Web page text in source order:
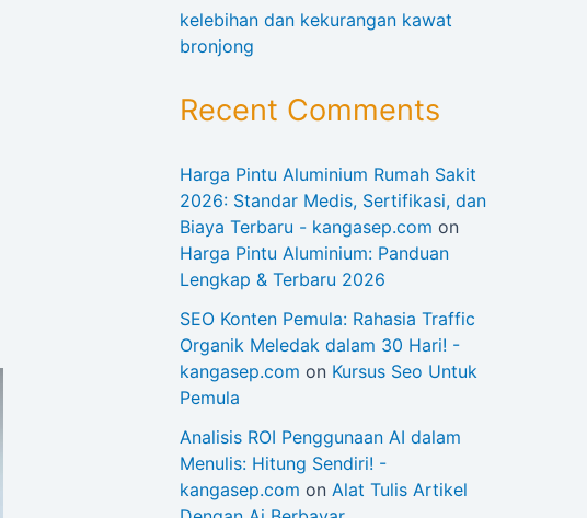
kelebihan dan kekurangan kawat
bronjong
Recent Comments
Harga Pintu Aluminium Rumah Sakit
2026: Standar Medis, Sertifikasi, dan
Biaya Terbaru - kangasep.com on
Harga Pintu Aluminium: Panduan
Lengkap & Terbaru 2026
SEO Konten Pemula: Rahasia Traffic
Organik Meledak dalam 30 Hari! -
kangasep.com on Kursus Seo Untuk
Pemula
Analisis ROI Penggunaan AI dalam
Menulis: Hitung Sendiri! -
kangasep.com on Alat Tulis Artikel